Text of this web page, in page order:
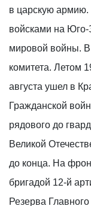
в царскую армию.
войсками на
мировой войны. В
комитета. Летом
августа ушел в
Гражданской
рядового до
Великой
до конца. На
бригадой 12-й
Резерва